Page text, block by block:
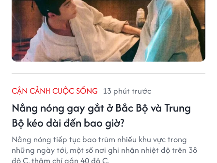
CẬN CẢNH CUỘC SỐNG 13 phút trước
Nắng nóng gay gắt ở Bắc Bộ và Trung
Bộ kéo dài đến bao giờ?
Nắng nóng tiếp tục bao trùm nhiều khu vực trong
những ngày tới, một số nơi ghi nhận nhiệt độ trên 38